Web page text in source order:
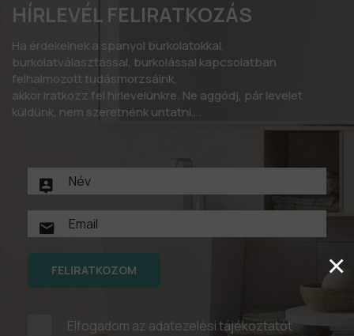
HÍRLEVÉL FELIRATKOZÁS
Ha érdekelnek a spanyol burkolatokkal,
burkolatválasztással, burkolással kapcsolatban
felhalmozott tudásmorzsáink,
akkor iratkozz fel hírlevelünkre. Ne aggódj, pár levelet
küldünk, nem szeretnénk untatni….
FELIRATKOZOM
Elfogadom az adatezelési tájékoztatót
×